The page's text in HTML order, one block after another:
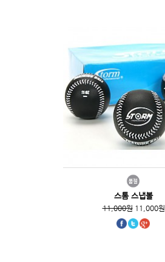
스톰 스냅볼
11,000원11,000원